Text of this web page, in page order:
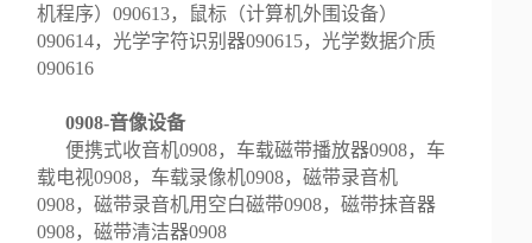
机程序）090613，鼠标（计算机外围设备）
090614，光学字符识别器090615，光学数据介质
090616
0908-音像设备
便携式收音机0908，车载磁带播放器0908，车
载电视0908，车载录像机0908，磁带录音机
0908，磁带录音机用空白磁带0908，磁带抹音器
0908，磁带清洁器0908